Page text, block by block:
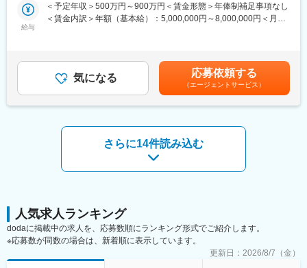
報を収集を行っていただきます。
・新薬のプロモーション
も極力勤務地を考慮させていただきます）
※プロジェクトの状況によっては、選考保留（ご紹介できるプロジ
ェクトが出るまで保留）となる場合もございますのであらかじめ
ご認識の程よろしくお願いします※
■同社の魅力：
（1）充実したサポート体制
配属後は担当マネージャーが丁寧に支援します。日々の仕事の悩
みや、キャリア形成の相談等、伴走者として活躍をサポートしま
（2）明確な評価制度
自身の成果や頑張りが客観的に評価され、年収に反映されます。
また、在籍年数が増えると永年勤続報奨金や四半期一時金などの
手当もアップします。つまり、やりがいや努力がきちんと報われ
給与
＜予定年収＞500万円～900万円＜賃金形態＞年俸制補足事項なし
＜賃金内訳＞年額（基本給）：5,000,000円～8,000,000円＜月額
度支給）※ただし支給条件有。賃金はあくまでも目安の金額であ
り、選考を通じて上下する可能性があります。月給(月額)は固定手
気になる 応募依頼する
（エージェントサービス）
さらに14件読み込む
人気求人ランキング
dodaに掲載中の求人を、応募数順にランキング形式でご紹介します。
※応募数が同数の場合は、新着順に表示しています。
更新日： 2026/8/7（金）